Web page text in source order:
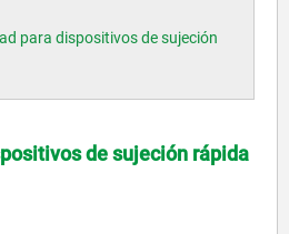
para dispositivos de sujeción
de sujeción rápida